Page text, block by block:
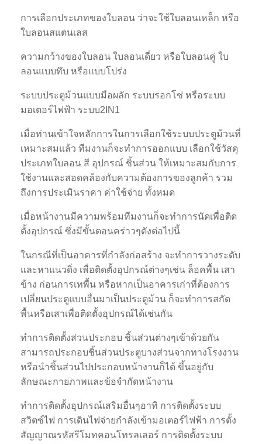
การเลือกประเภทของใบลอน ว่าจะใช้ใบลอนเหล็ก หรือ
ใบลอนสแตนเลส
ความกว้างของใบลอน ใบลอนเดี่ยว หรือใบลอนคู่ ใบ
ลอนแบบทึบ หรือแบบโปร่ง
ระบบประตูม้วนแบบมือผลัก ระบบรอกโซ่ หรือระบบ
มอเตอร์ไฟฟ้า ระบบ2IN1
เมื่อท่านเข้าใจหลักการในการเลือกใช้ระบบประตูม้วนที่
เหมาะสมแล้ว ทีมงานก็จะทำการออกแบบ เลือกใช้วัสดุ
ประเภทใบลอน สี อุปกรณ์ ชิ้นส่วน ให้เหมาะสมกับการ
ใช้งานและสอดคล้องกับความต้องการของลูกค้า รวม
ถึงการประเมินราคา ค่าใช้จ่าย ทั้งหมด
เมื่อหน้างานมีความพร้อมทีมงานก็จะทำการนัดเพื่อติด
ตั้งอุปกรณ์ ซึ่งมีขั้นตอนคร่าวๆดังต่อไปนี้
ในกรณีที่เป็นอาคารที่กำลังก่อสร้าง จะทำการวางระดับ
และหาแนวดิ่ง เพื่อติดตั้งอุปกรณ์ต่างๆเช่น ล็อคพื้น เสา
ข้าง ก่อนการเทพื้น หรือหากเป็นอาคารเก่าที่ต้องการ
เปลี่ยนประตูแบบอื่นมาเป็นประตูม้วน ก็จะทำการสกัด
พื้นหรือเสาเพื่อติดตั้งอุปกรณ์ได้เช่นกัน
ทำการติดตั้งส่วนประกอบ ชิ้นส่วนต่างๆเข้าด้วยกัน
สามารถประกอบชิ้นส่วนประตูบางส่วนจากทางโรงงาน
หรือนำชิ้นส่วนไปประกอบหน้างานก็ได้ ขึ้นอยู่กับ
ลักษณะกายภาพและข้อจำกัดหน้างาน
ทำการติดตั้งอุปกรณ์เสริมอื่นๆอาทิ การติดตั้งระบบ
สวิตซ์ไฟ การเดินไฟจ่ายกำลังเข้ามอเตอร์ไฟฟ้า การตั้ง
สัญญาณรหัสรีโมทคอนโทรลเลอร์ การติดตั้งระบบ